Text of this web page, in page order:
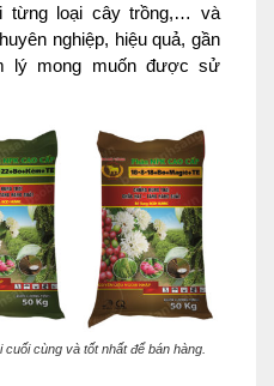
từng loại cây trồng,… và
nghiệp, hiệu quả, gần
lý mong muốn được sử
cùng và tốt nhất để bán hàng.